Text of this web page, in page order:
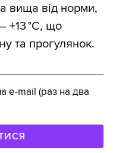
вища від норми,
+13 °C, що
та прогулянок.
e-mail (раз на два